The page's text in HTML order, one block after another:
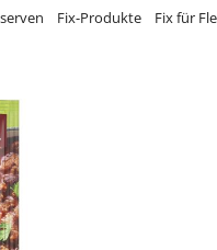
Fix-Produkte Fix für